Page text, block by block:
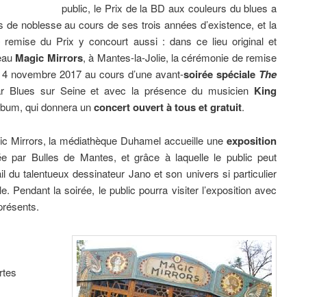
public, le Prix de la BD aux couleurs du blues a
de noblesse au cours de ses trois années d’existence, et la
remise du Prix y concourt aussi : dans ce lieu original et
Magic Mirrors, à Mantes-la-Jolie, la cérémonie de remise
novembre 2017 au cours d’une avant-soirée spéciale The
Blues sur Seine et avec la présence du musicien King
qui donnera unconcert ouvert à tous et gratuit.
Mirrors, la médiathèque Duhamel accueille uneexposition
par Bulles de Mantes, et grâce à laquelle le public peut
du talentueux dessinateur Jano et son univers si particulier
Pendant la soirée, le public pourra visiter l’exposition avec